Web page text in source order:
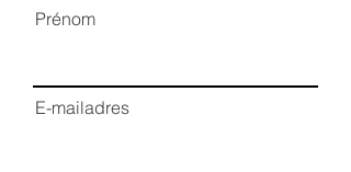
Prénom
E-mailadres